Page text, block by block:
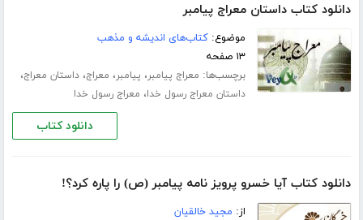
دانلود کتاب داستان معراج پیامبر
موضوع:کتاب‌های اندیشه و مذهب
۱۳ صفحه
برچسب‌ها: معراج پیامبر، پیامبر، معراج،داستان معراج،
داستان معراج رسول خدا، معراج رسول خدا
دانلود کتاب
دانلود کتاب آیا خسرو پرویز نامه پیامبر (ص) را پاره کرد؟!
از: مجید خالقیان